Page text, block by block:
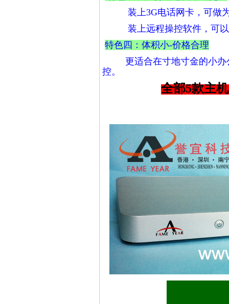
装上3G电话网卡，可做为
装上远程操控软件，可以通
特色四：体积小-价格合理
更适合在寸地寸金的小办公
控。
全部5款主